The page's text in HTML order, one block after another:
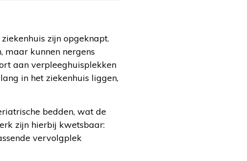
zijn opgeknapt.
maar kunnen nergens
aan verpleeghuisplekken
in het ziekenhuis liggen,
bedden, wat de
zijn hierbij kwetsbaar:
vervolgplek